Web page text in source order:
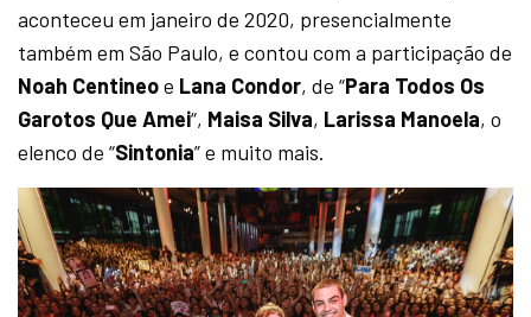
aconteceu em janeiro de 2020, presencialmente
também em São Paulo, e contou com a participação de
Noah Centineoe Lana Condor, de “Para Todos Os
Garotos Que Amei“, Maisa Silva, Larissa Manoela, o
elenco de “Sintonia” e muito mais.